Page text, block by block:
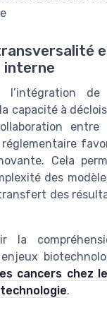
interne
de
capacité à
entre
Cela
des
des
la
cancers chez
.